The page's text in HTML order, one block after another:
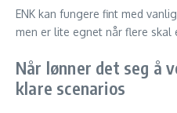
ENK kan fungere fint med
men er lite egnet når flere skal
Når lønner det seg å
klare scenarios